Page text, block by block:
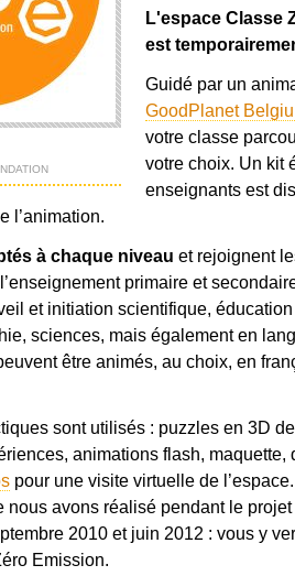
L'espace Classe
est
Guidé par un
GoodPlanet
votre classe
votre choix. Un kit
enseignants est
l’animation.
à chaque niveau et rejoignent
primaire et
et initiation scientifique,
sciences, mais également en
être animés, au choix, en
sont utilisés : puzzles en 3D
animations flash, maquette,
pour une visite virtuelle de
nous avons réalisé pendant le projet
2010 et juin 2012 : vous y
Emission.